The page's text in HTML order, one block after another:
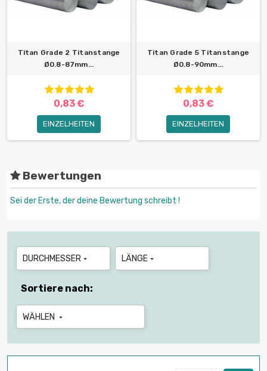
Titan Grade 2 Titanstange
Ø0.8-87mm...
0,83 €
EINZELHEITEN
Titan Grade 5 Titanstange
Ø0.8-90mm...
0,83 €
EINZELHEITEN
Bewertungen
Sei der Erste, der deine Bewertung schreibt !
DURCHMESSER  LÄNGE 
Sortiere nach:
WÄHLEN 